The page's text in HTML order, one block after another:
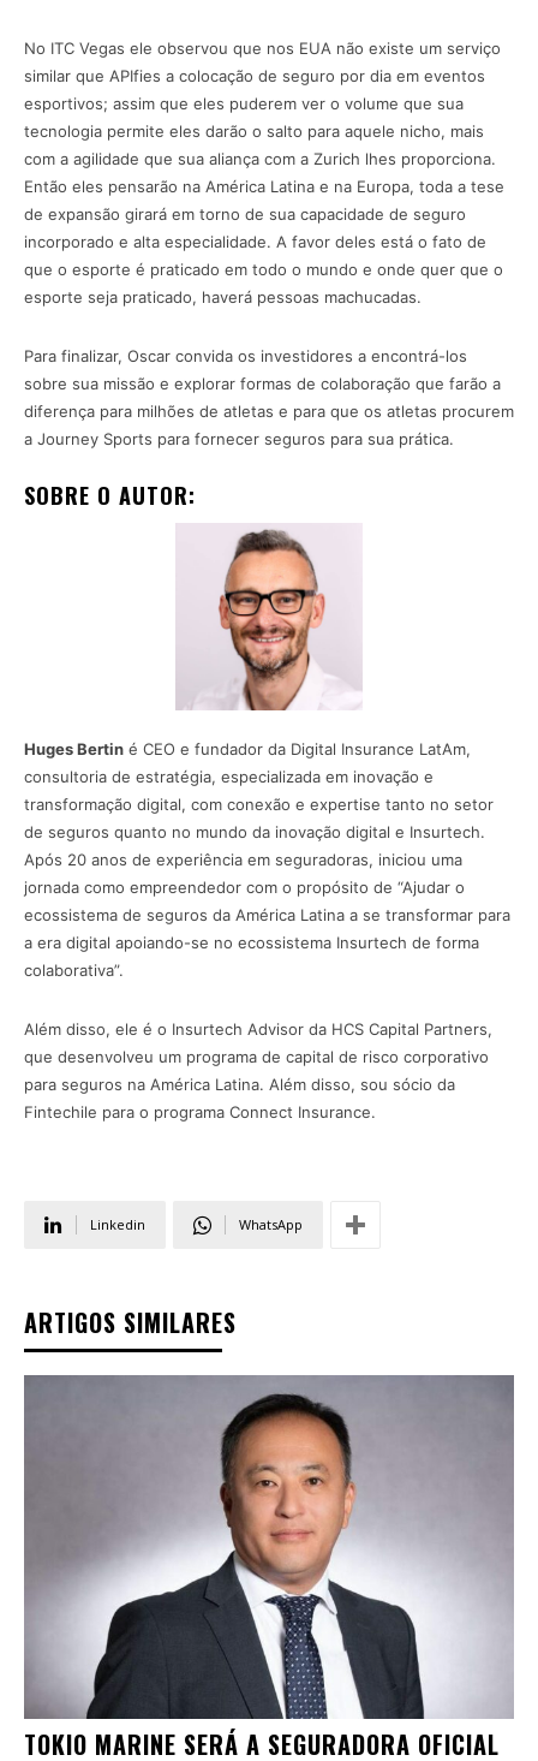
No ITC Vegas ele observou que nos EUA não existe um serviço
similar que APIfies a colocação de seguro por dia em eventos
esportivos; assim que eles puderem ver o volume que sua
tecnologia permite eles darão o salto para aquele nicho, mais
com a agilidade que sua aliança com a Zurich lhes proporciona.
Então eles pensarão na América Latina e na Europa, toda a tese
de expansão girará em torno de sua capacidade de seguro
incorporado e alta especialidade. A favor deles está o fato de
que o esporte é praticado em todo o mundo e onde quer que o
esporte seja praticado, haverá pessoas machucadas.
Para finalizar, Oscar convida os investidores a encontrá-los
sobre sua missão e explorar formas de colaboração que farão a
diferença para milhões de atletas e para que os atletas procurem
a Journey Sports para fornecer seguros para sua prática.
SOBRE O AUTOR:
Huges Bertin é CEO e fundador da Digital Insurance LatAm,
consultoria de estratégia, especializada em inovação e
transformação digital, com conexão e expertise tanto no setor
de seguros quanto no mundo da inovação digital e Insurtech.
Após 20 anos de experiência em seguradoras, iniciou uma
jornada como empreendedor com o propósito de “Ajudar o
ecossistema de seguros da América Latina a se transformar para
a era digital apoiando-se no ecossistema Insurtech de forma
colaborativa”.
Além disso, ele é o Insurtech Advisor da HCS Capital Partners,
que desenvolveu um programa de capital de risco corporativo
para seguros na América Latina. Além disso, sou sócio da
Fintechile para o programa Connect Insurance.
Linkedin WhatsApp
ARTIGOS SIMILARES
TOKIO MARINE SERÁ A SEGURADORA OFICIAL